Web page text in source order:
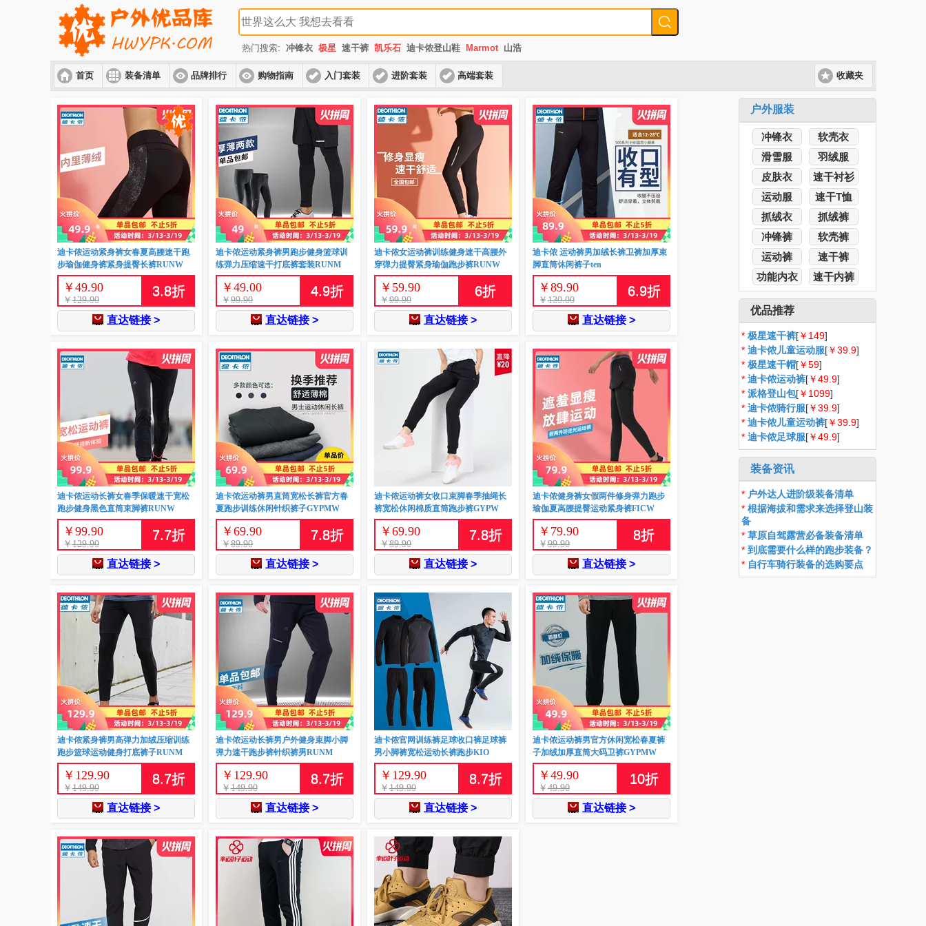
热门搜索: 冲锋衣 极星 速干裤 凯乐石 迪卡侬登山鞋 Marmot 山浩
首页 装备清单 品牌排行 购物指南 入门套装 进阶套装 高端套装 收藏夹
迪卡侬运动紧身裤女春夏高腰速干跑
步瑜伽健身裤紧身提臀长裤RUNW
￥ 49.90
￥129.90
3.8折
直达链接 >
迪卡侬运动紧身裤男跑步健身篮球训
练弹力压缩速干打底裤套装RUNM
￥ 49.00
￥99.90
4.9折
直达链接 >
迪卡侬女运动裤训练健身速干高腰外
穿弹力提臀紧身瑜伽跑步裤RUNW
￥ 59.90
￥99.90
6折
直达链接 >
迪卡侬 运动裤男加绒长裤卫裤加厚束
脚直筒休闲裤子ten
￥ 89.90
￥130.00
6.9折
直达链接 >
迪卡侬运动长裤女春季保暖速干宽松
跑步健身黑色直筒束脚裤RUNW
￥ 99.90
￥129.90
7.7折
直达链接 >
迪卡侬运动裤男直筒宽松长裤官方春
夏跑步训练休闲针织裤子GYPMW
￥ 69.90
￥89.90
7.8折
直达链接 >
迪卡侬运动裤女收口束脚春季抽绳长
裤宽松休闲棉质直筒跑步裤GYPW
￥ 69.90
￥89.90
7.8折
直达链接 >
迪卡侬健身裤女假两件修身弹力跑步
瑜伽夏高腰提臀运动紧身裤FICW
￥ 79.90
￥99.90
8折
直达链接 >
迪卡侬紧身裤男高弹力加绒压缩训练
跑步篮球运动健身打底裤子RUNM
￥ 129.90
￥149.90
8.7折
直达链接 >
迪卡侬运动长裤男户外健身束脚小脚
弹力速干跑步裤针织裤男RUNM
￥ 129.90
￥149.90
8.7折
直达链接 >
迪卡侬官网训练裤足球收口裤足球裤
男小脚裤宽松运动长裤跑步KIO
￥ 129.90
￥149.90
8.7折
直达链接 >
迪卡侬运动裤男官方休闲宽松春夏裤
子加绒加厚直筒大码卫裤GYPMW
￥ 49.90
￥49.90
10折
直达链接 >
户外服装
冲锋衣
软壳衣
滑雪服
羽绒服
皮肤衣
速干衬衫
运动服
速干T恤
抓绒衣
抓绒裤
冲锋裤
软壳裤
运动裤
速干裤
功能内衣
速干内裤
优品推荐
* 极星速干裤[￥149]
* 迪卡侬儿童运动服[￥39.9]
* 极星速干帽[￥59]
* 迪卡侬运动裤[￥49.9]
* 派格登山包[￥1099]
* 迪卡侬骑行服[￥39.9]
* 迪卡侬儿童运动裤[￥39.9]
* 迪卡侬足球服[￥49.9]
装备资讯
* 户外达人进阶级装备清单
* 根据海拔和需求来选择登山装
备
* 草原自驾露营必备装备清单
* 到底需要什么样的跑步装备？
* 自行车骑行装备的选购要点